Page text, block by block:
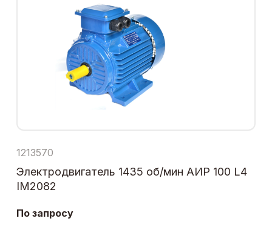
1213570
Электродвигатель 1435 об/мин АИР 100 L4
IM2082
По запросу